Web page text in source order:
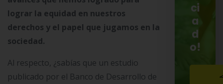
lograr la equidad en nuestros
derechos y el papel que jugamos en la
sociedad.
Al respecto, ¿sabías que un estudio
publicado por el Banco de Desarrollo de
ci
a
d
o!